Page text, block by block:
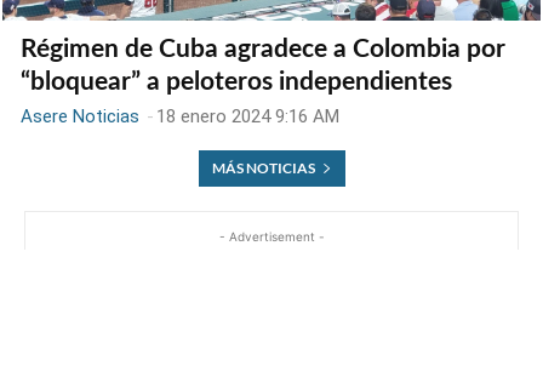
Régimen de Cuba agradece a Colombia por
“bloquear” a peloteros independientes
Asere Noticias - 18 enero 2024 9:16 AM
MÁS NOTICIAS
- Advertisement -